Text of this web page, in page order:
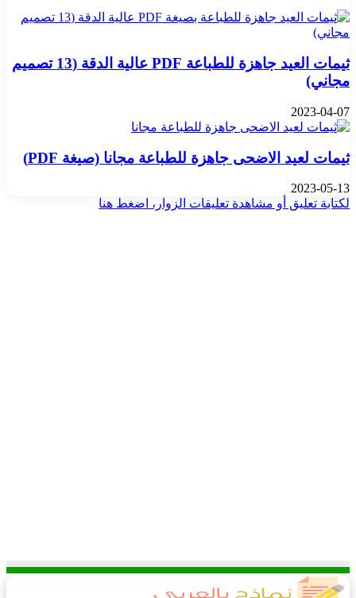
ثيمات العيد جاهزة للطباعة PDF عالية الدقة (13 تصميم
مجاني)
2023-04-07
ثيمات لعيد الاضحى جاهزة للطباعة مجانا (صيغة PDF)
2023-05-13
لكتابة تعليق أو مشاهدة تعليقات الزوار، اضغط هنا